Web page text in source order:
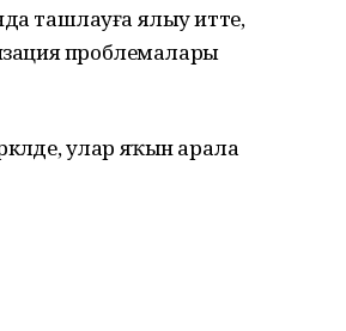
ташлауға ялыу итте,
проблемалары
улар яҡын арала